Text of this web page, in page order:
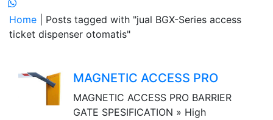
Home
| Posts tagged with "jual BGX-Series access
ticket dispenser otomatis"
MAGNETIC ACCESS PRO
MAGNETIC ACCESS PRO BARRIER
GATE SPESIFICATION » High